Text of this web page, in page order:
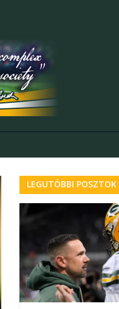
LEGUTÓBBI POSZTOK